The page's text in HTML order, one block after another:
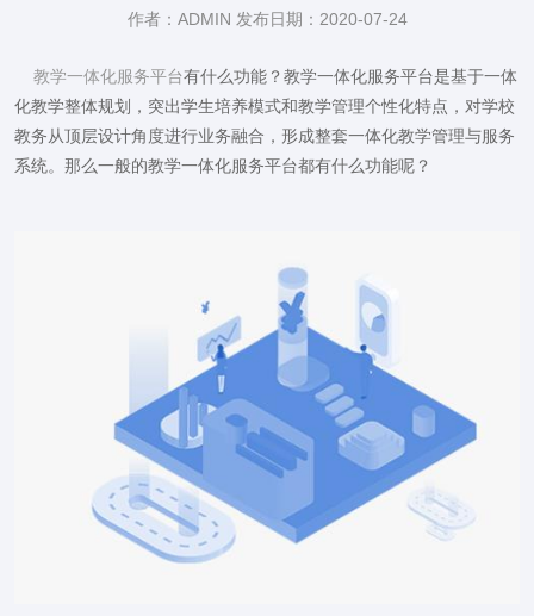
作者：ADMIN 发布日期：2020-07-24
教学一体化服务平台有什么功能？教学一体化服务平台是基于一体
化教学整体规划，突出学生培养模式和教学管理个性化特点，对学校
教务从顶层设计角度进行业务融合，形成整套一体化教学管理与服务
系统。那么一般的教学一体化服务平台都有什么功能呢？